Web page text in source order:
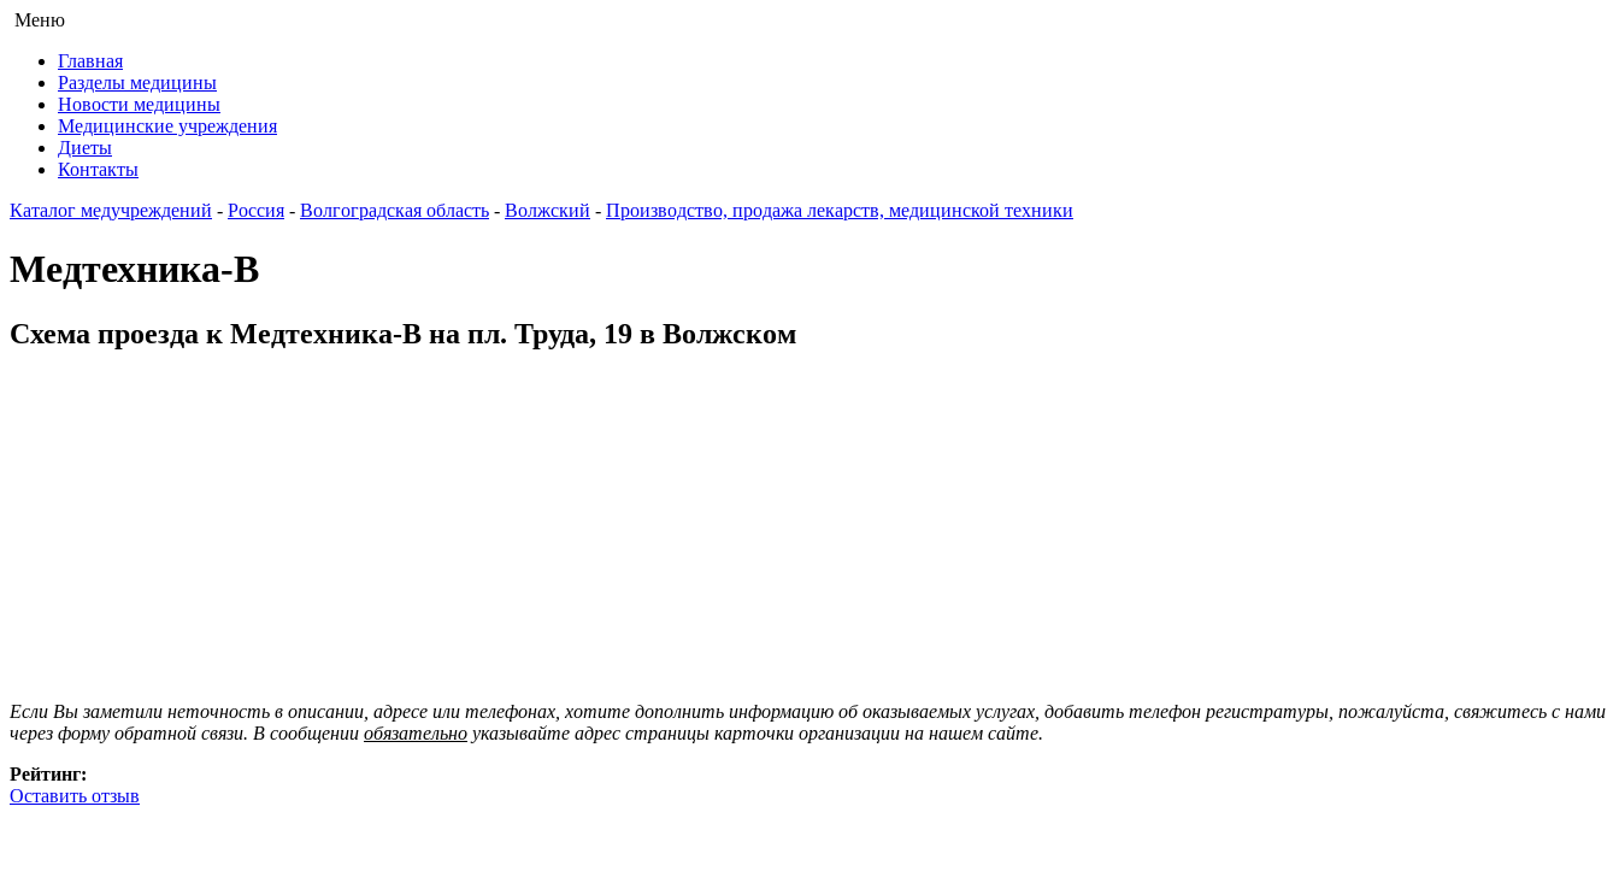
Меню
Главная
Разделы медицины
Новости медицины
Медицинские учреждения
Диеты
Контакты
Каталог медучреждений - Россия - Волгоградская область - Волжский - Производство, продажа лекарств, медицинской техники
Медтехника-В
Схема проезда к Медтехника-В на пл. Труда, 19 в Волжском
Если Вы заметили неточность в описании, адресе или телефонах, хотите дополнить информацию об оказываемых услугах, добавить телефон регистратуры, пожалуйста, свяжитесь с нами
через форму обратной связи. В сообщении обязательно указывайте адрес страницы карточки организации на нашем сайте.
Рейтинг:
Оставить отзыв